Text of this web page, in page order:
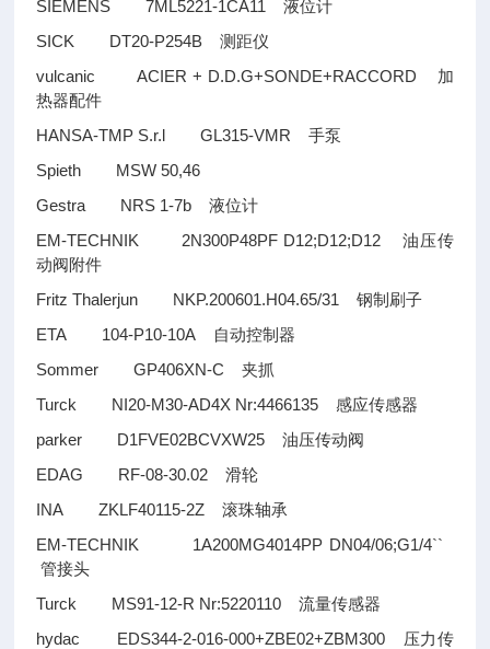
SIEMENS 7ML5221-1CA11液位计
SICK DT20-P254B测距仪
vulcanic ACIER + D.D.G+SONDE+RACCORD
加
热器配件
HANSA-TMP S.r.l GL315-VMR手泵
Spieth MSW 50,46
Gestra NRS 1-7b液位计
EM-TECHNIK 2N300P48PF D12;D12;D12 油压传
动阀附件
Fritz Thalerjun NKP.200601.H04.65/31钢制刷子
ETA 104-P10-10A 自动控制器
Sommer GP406XN-C夹抓
Turck NI20-M30-AD4X Nr:4466135感应传感器
parker D1FVE02BCVXW25油压传动阀
EDAG RF-08-30.02滑轮
INA ZKLF40115-2Z滚珠轴承
EM-TECHNIK 1A200MG4014PP DN04/06;G1/4``
管接头
Turck MS91-12-R Nr:5220110流量传感器
hydac EDS344-2-016-000+ZBE02+ZBM300 压力传